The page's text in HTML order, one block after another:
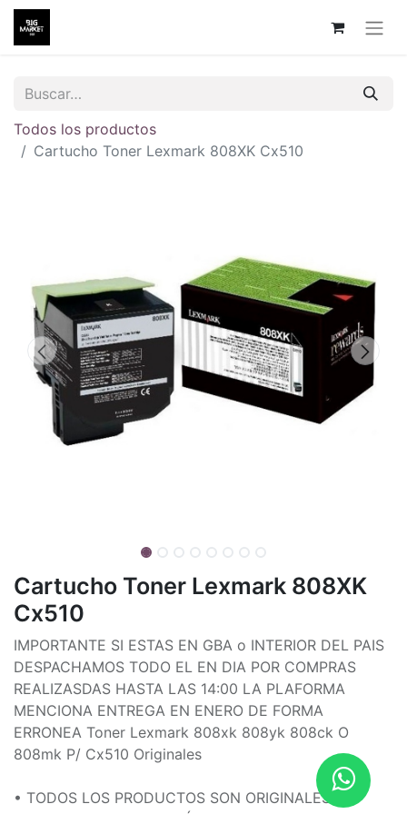
Todos los productos
Cartucho Toner Lexmark 808XK Cx510
Cartucho Toner Lexmark 808XK
Cx510
IMPORTANTE SI ESTAS EN GBA o INTERIOR DEL PAIS
DESPACHAMOS TODO EL EN DIA POR COMPRAS
REALIZASDAS HASTA LAS 14:00 LA PLAFORMA
MENCIONA ENTREGA EN ENERO DE FORMA
ERRONEA Toner Lexmark 808xk 808yk 808ck O
808mk P/ Cx510 Originales
• TODOS LOS PRODUCTOS SON ORIGINALES Y